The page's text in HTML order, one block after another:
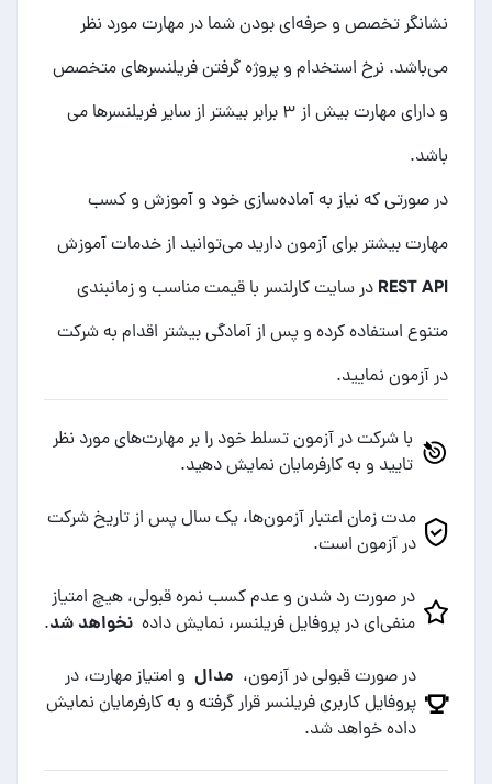
نشانگر تخصص و حرفه‌ای بودن شما در مهارت مورد نظر
می‌باشد. نرخ استخدام و پروژه گرفتن فریلنسرهای متخصص
و دارای مهارت بیش از ۳ برابر بیشتر از سایر فریلنسرها می
باشد.
در صورتی که نیاز به آماده‌سازی خود و آموزش و کسب
مهارت بیشتر برای آزمون دارید می‌توانید از خدماتآموزش
REST API در سایت کارلنسر با قیمت مناسب و زمانبندی
متنوع استفاده کرده و پس از آمادگی بیشتر اقدام به شرکت
در آزمون نمایید.
با شرکت در آزمون تسلط خود را بر مهارت‌های مورد نظر
تایید و به کارفرمایان نمایش دهید.
مدت زمان اعتبار آزمون‌ها، یک سال پس از تاریخ شرکت
در آزمون است.
در صورت رد شدن و عدم کسب نمره قبولی، هیچ امتیاز
منفی‌ای در پروفایل فریلنسر، نمایش داده نخواهد شد.
در صورت قبولی در آزمون، مدال و امتیاز مهارت، در
پروفایل کاربری فریلنسر قرار گرفته و به کارفرمایان نمایش
داده خواهد شد.